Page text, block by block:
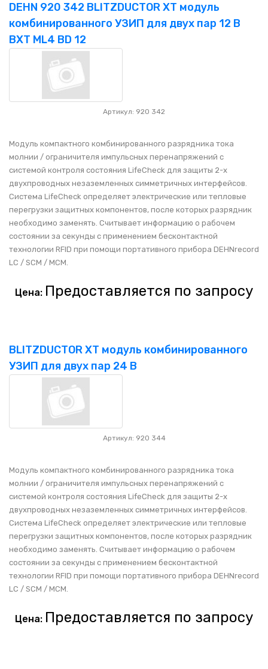
DEHN 920 342 BLITZDUCTOR XT модуль
комбинированного УЗИП для двух пар 12 В
BXT ML4 BD 12
Артикул: 920 342
Модуль компактного комбинированного разрядника тока
молнии / ограничителя импульсных перенапряжений с
системой контроля состояния LifeCheck для защиты 2-х
двухпроводных незаземленных симметричных интерфейсов.
Система LifeCheck определяет электрические или тепловые
перегрузки защитных компонентов, после которых разрядник
необходимо заменять. Считывает информацию о рабочем
состоянии за секунды с применением бесконтактной
технологии RFID при помощи портативного прибора DEHNrecord
LC / SCM / MCM.
Цена: Предоставляется по запросу
BLITZDUCTOR XT модуль комбинированного
УЗИП для двух пар 24 В
Артикул: 920 344
Модуль компактного комбинированного разрядника тока
молнии / ограничителя импульсных перенапряжений с
системой контроля состояния LifeCheck для защиты 2-х
двухпроводных незаземленных симметричных интерфейсов.
Система LifeCheck определяет электрические или тепловые
перегрузки защитных компонентов, после которых разрядник
необходимо заменять. Считывает информацию о рабочем
состоянии за секунды с применением бесконтактной
технологии RFID при помощи портативного прибора DEHNrecord
LC / SCM / MCM.
Цена: Предоставляется по запросу